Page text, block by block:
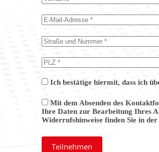
Ich bestätige hiermit, dass ich
Mit dem Absenden des
Ihre Daten zur Bearbeitung Ihres
Widerrufshinweise finden Sie in der